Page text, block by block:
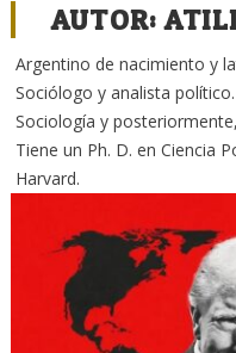
AUTOR:
Argentino de nacimiento y
Sociólogo y analista
Sociología y
Tiene un Ph. D. en Ciencia
Harvard.